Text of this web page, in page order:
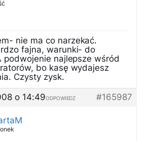
nie ma co narzekać.
fajna, warunki- do
podwojenie najlepsze wśród
bo kasę wydajesz
Czysty zysk.
o 14:49
#165987
ODPOWIEDZ